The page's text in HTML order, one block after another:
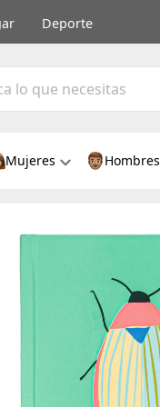
Deporte
Mujeres Hombres